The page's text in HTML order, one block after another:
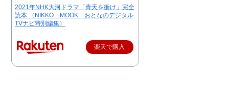
2021年NHK大河ドラマ「青天を衝け」完全
読本 （NIKKO MOOK おとなのデジタル
TVナビ特別編集）
楽天で購入